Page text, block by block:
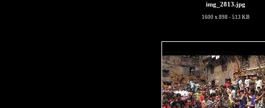
img_2813.jpg
1600 x 898 - 513 KB